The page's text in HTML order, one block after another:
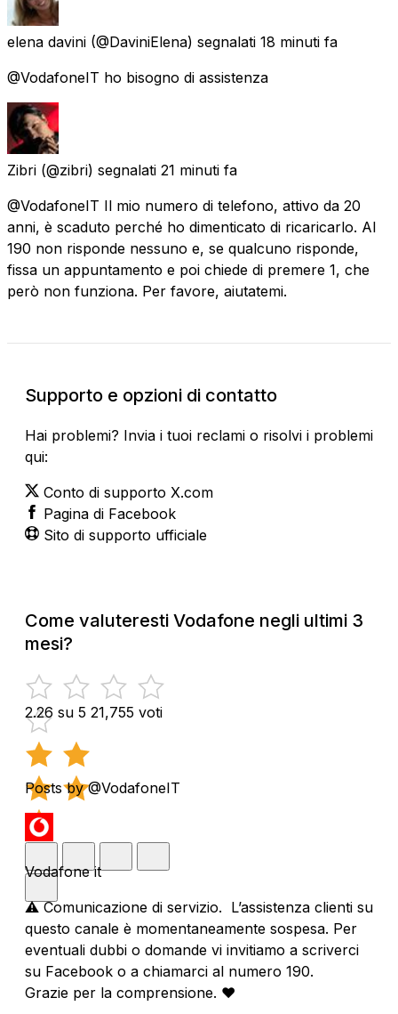
elena davini (@DaviniElena) segnalati 18 minuti fa
@VodafoneIT ho bisogno di assistenza
Zibri (@zibri) segnalati 21 minuti fa
@VodafoneIT Il mio numero di telefono, attivo da 20
anni, è scaduto perché ho dimenticato di ricaricarlo. Al
190 non risponde nessuno e, se qualcuno risponde,
fissa un appuntamento e poi chiede di premere 1, che
però non funziona. Per favore, aiutatemi.
Supporto e opzioni di contatto
Hai problemi? Invia i tuoi reclami o risolvi i problemi
qui:
Conto di supporto X.com
Pagina di Facebook
Sito di supporto ufficiale
Come valuteresti Vodafone negli ultimi 3
mesi?
2.26 su 5 21,755 voti
Posts by @VodafoneIT
Vodafone it
⚠️ Comunicazione di servizio. L’assistenza clienti su
questo canale è momentaneamente sospesa. Per
eventuali dubbi o domande vi invitiamo a scriverci
su Facebook o a chiamarci al numero 190.
Grazie per la comprensione. ❤️